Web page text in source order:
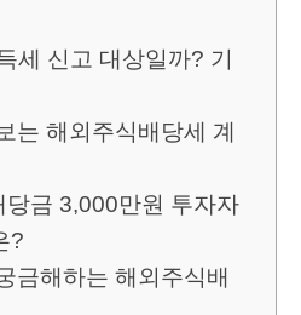
세 신고 대상일까? 기
는 해외주식배당세 계
당금 3,000만원 투자자
?
금해하는 해외주식배